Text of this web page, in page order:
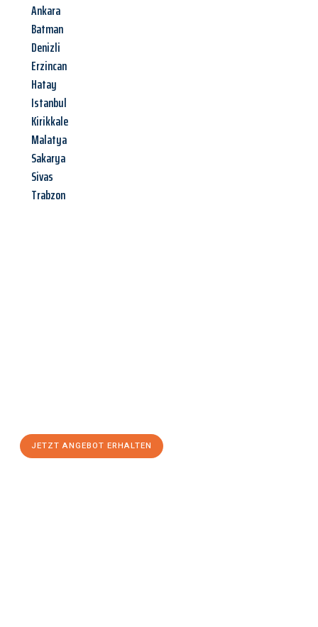
Ankara
Batman
Denizli
Erzincan
Hatay
Istanbul
Kirikkale
Malatya
Sakarya
Sivas
Trabzon
JETZT ANGEBOT ERHALTEN